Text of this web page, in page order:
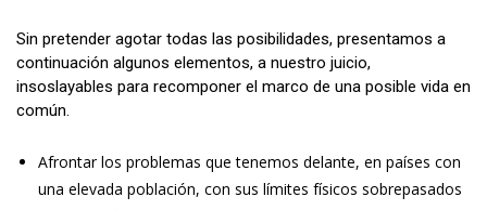
Sin pretender agotar todas las posibilidades, presentamos a
continuación algunos elementos, a nuestro juicio,
insoslayables para recomponer el marco de una posible vida en
común.
Afrontar los problemas que tenemos delante, en países con
una elevada población, con sus límites físicos sobrepasados